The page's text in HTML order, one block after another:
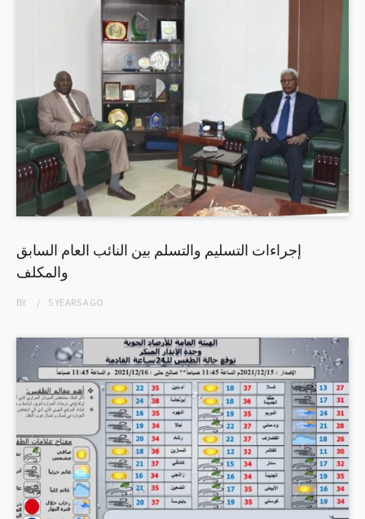
إجراءات التسليم والتسلم بين النائب العام السابق
والمكلف
BY 5 YEARSAGO